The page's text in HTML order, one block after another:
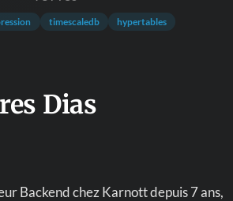
timescaledb hypertables
Dias
Backend chez Karnott depuis 7 ans,